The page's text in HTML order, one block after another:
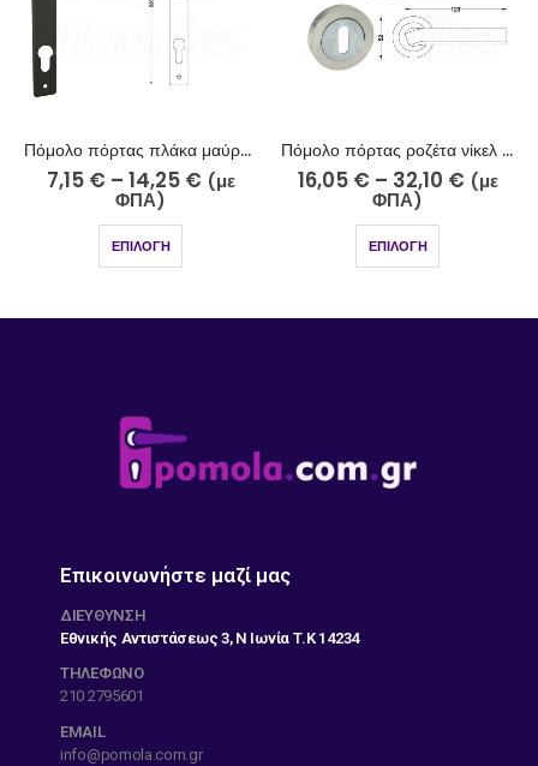
Πόμολο πόρτας πλάκα μαύρο 213-7/5
7,15 € – 14,25 € (με
ΦΠΑ)
ΕΠΙΛΟΓΉ
Πόμολο πόρτας ροζέτα νίκελ ματ χρώμιο 200-10-5/2
16,05 € – 32,10 € (με
ΦΠΑ)
ΕΠΙΛΟΓΉ
Επικοινωνήστε μαζί μας
ΔΙΕΎΘΥΝΣΗ
Εθνικής Αντιστάσεως 3, Ν Ιωνία Τ.Κ 14234
ΤΗΛΕΦΩΝΟ
210 2795601
EMAIL
info@pomola.com.gr